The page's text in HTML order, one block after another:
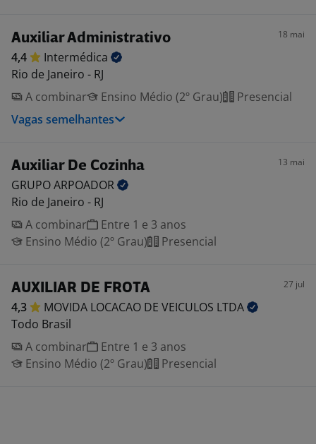
Auxiliar Administrativo 18 mai
4,4
Intermédica
Rio de Janeiro - RJ
A combinar
Ensino Médio (2º Grau)
Presencial
Vagas semelhantes
Auxiliar De Cozinha 13 mai
GRUPOARPOADOR
Rio de Janeiro - RJ
A combinar
Entre 1 e 3 anos
Ensino Médio (2º Grau)
Presencial
AUXILIAR DE FROTA 27 jul
4,3 MOVIDA LOCACAO DE VEICULOS LTDA
Todo Brasil
A combinar
Entre 1 e 3 anos
Ensino Médio (2º Grau)
Presencial